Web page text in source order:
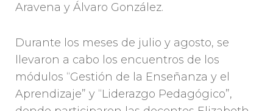
Aravena y Álvaro González.
Durante los meses de julio y agosto, se
llevaron a cabo los encuentros de los
módulos “Gestión de la Enseñanza y el
Aprendizaje” y “Liderazgo Pedagógico”,